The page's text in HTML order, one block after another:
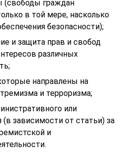
(свободы граждан
в той мере, насколько
безопасности);
и защита прав и свобод
различных
направлены на
и терроризма;
или
(в зависимости от статьи) за
и